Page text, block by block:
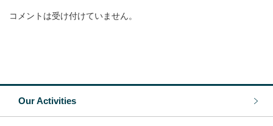
コメントは受け付けていません。
Our Activities